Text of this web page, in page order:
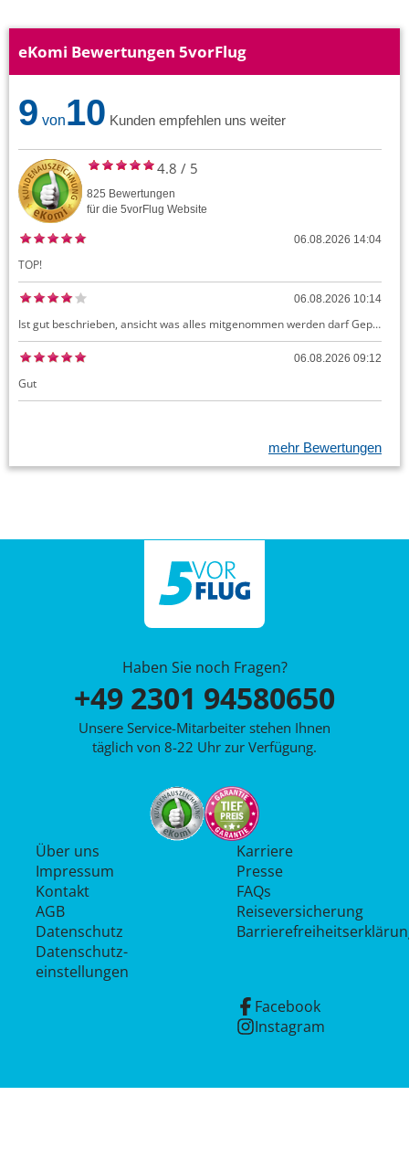
eKomi Bewertungen 5vorFlug
9 von10 Kunden empfehlen uns weiter
4.8 / 5
825 Bewertungen
für die 5vorFlug Website
06.08.2026 14:04
TOP!
06.08.2026 10:14
Ist gut beschrieben, ansicht was alles mitgenommen werden darf Gepäck dürfte auch kostenloses Handgepäck umfassen, ansonsten sehr easy zu machen
06.08.2026 09:12
Gut
mehr Bewertungen
Haben Sie noch Fragen?
+49 2301 94580650
Unsere Service-Mitarbeiter stehen Ihnen
täglich von 8-22 Uhr zur Verfügung.
Über uns
Impressum
Kontakt
AGB
Datenschutz
Datenschutz­
einstellungen
Karriere
Presse
FAQs
Reiseversicherung
Facebook
Instagram